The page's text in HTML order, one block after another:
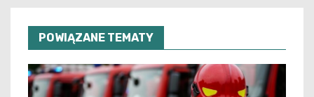
POWIĄZANE TEMATY